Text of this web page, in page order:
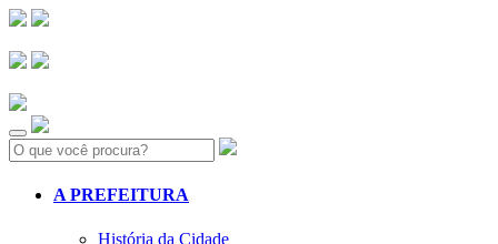
Search:
A PREFEITURA
História da Cidade